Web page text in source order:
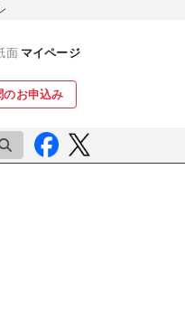
面 マイページ
のお申込み
検索